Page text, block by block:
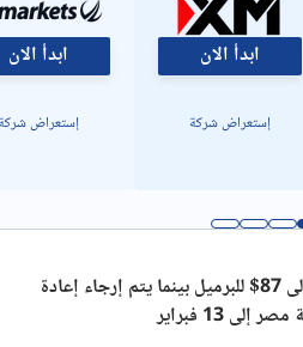
ابدأ الان
إستعراض شركة
ابدأ الان
إستعراض
النفط يصل إلى 87$ للبرميل بينما يتم إرجاء إعادة
13 فبراير